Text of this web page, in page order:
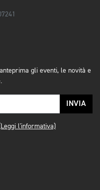
gli eventi, le novità e
INVIA
l'informativa)